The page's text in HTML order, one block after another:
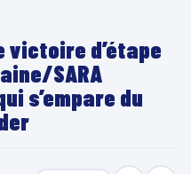
victoire d’étape
SARA
s’empare du